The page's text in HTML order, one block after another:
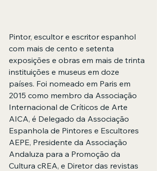
Pintor, escultor e escritor espanhol
com mais de cento e setenta
exposições e obras em mais de trinta
instituições e museus em doze
países. Foi nomeado em Paris em
2015 como membro da Associação
Internacional de Críticos de Arte
AICA, é Delegado da Associação
Espanhola de Pintores e Escultores
AEPE, Presidente da Associação
Andaluza para a Promoção da
Cultura cREA, e Diretor das revistas